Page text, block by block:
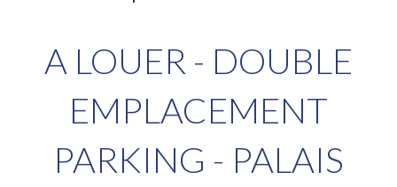
A LOUER - DOUBLE
EMPLACEMENT
PARKING - PALAIS